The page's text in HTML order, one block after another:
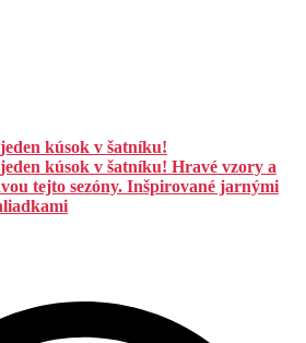
kúsok v šatníku!
kúsok v šatníku! Hravé vzory a
tejto sezóny. Inšpirované jarnými